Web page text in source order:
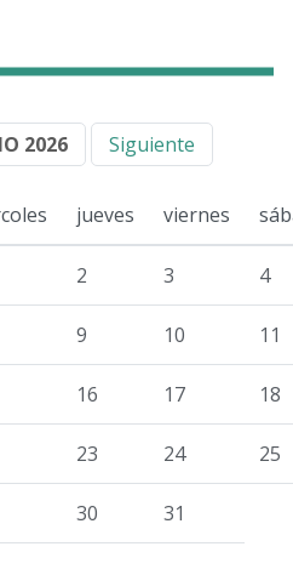
2026 Siguiente
jueves viernes
2 3 4
9 10 11
16 17 18
23 24 25
30 31